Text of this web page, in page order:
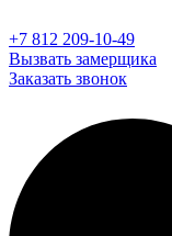
+7 812 209-10-49
Вызвать замерщика
Заказать звонок